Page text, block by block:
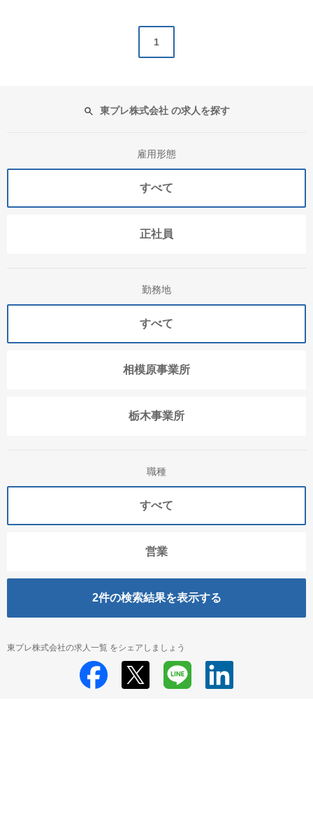
1
東プレ株式会社 の求人を探す
雇用形態
すべて
正社員
勤務地
すべて
相模原事業所
栃木事業所
職種
すべて
営業
2件の検索結果を表示する
東プレ株式会社の求人一覧 をシェアしましょう